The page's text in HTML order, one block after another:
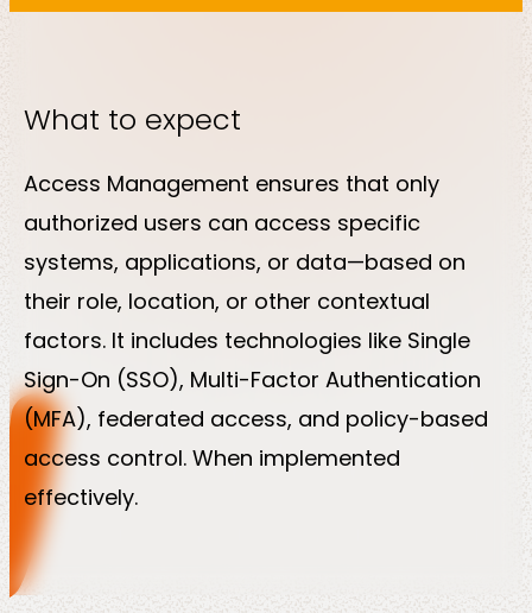
What to expect
Access Management ensures that only
authorized users can access specific
systems, applications, or data—based on
their role, location, or other contextual
factors. It includes technologies like Single
Sign-On (SSO), Multi-Factor Authentication
(MFA), federated access, and policy-based
access control. When implemented
effectively.